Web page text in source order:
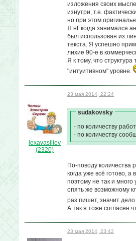
изложения своих
изнутри, т.е.
но при этом
Я нЕкогда занимался
был использован из
текста. Я успешно
лихие 90-е в
Я к тому, что
"интуитивном" уровне.
lexavasiliev
(2320)
23 мая 2014, 22:24
sudakovsky
- по количеству
- по количеству
По-поводу количества
когда уже всё готово,
поэтому не так и
опять же возможному
раз пишет, значит дело
А так я тоже согласен
23 мая 2014, 23:42